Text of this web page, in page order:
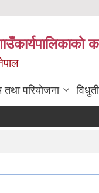
तथा परियोजना